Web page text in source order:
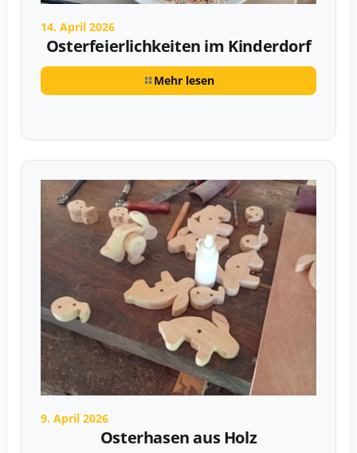
14. April 2026
Osterfeierlichkeiten im Kinderdorf
Mehr lesen
9. April 2026
Osterhasen aus Holz